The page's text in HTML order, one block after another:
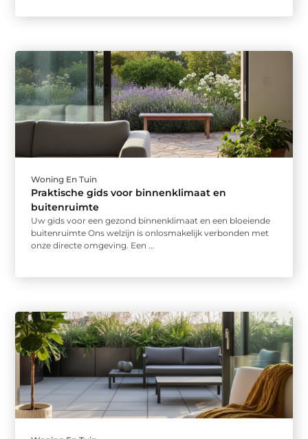
Woning En Tuin
Praktische gids voor binnenklimaat en
buitenruimte
Uw gids voor een gezond binnenklimaat en een bloeiende
buitenruimte Ons welzijn is onlosmakelijk verbonden met
onze directe omgeving. Een ...